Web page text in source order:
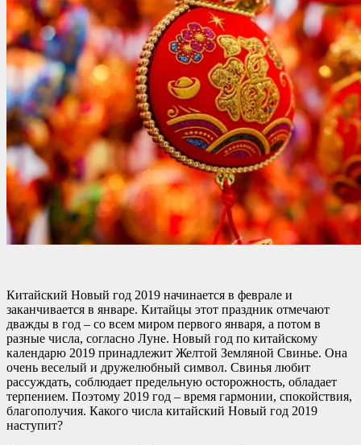
Китайский Новый год 2019 начинается в феврале и
заканчивается в январе. Китайцы этот праздник отмечают
дважды в год – со всем миром первого января, а потом в
разные числа, согласно Луне. Новый год по китайскому
календарю 2019 принадлежит Желтой Земляной Свинье. Она
очень веселый и дружелюбный символ. Свинья любит
рассуждать, соблюдает предельную осторожность, обладает
терпением. Поэтому 2019 год – время гармонии, спокойствия,
благополучия. Какого числа китайский Новый год 2019
наступит?